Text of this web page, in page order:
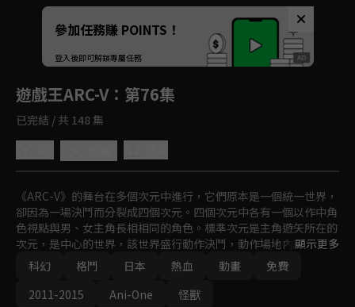
Unmute
如有不便請見諒
參加任務賺 POINTS！
登入後即可解鎖專屬任務
遊戲王ARC-V：第76集
已完結 / 共 148 集
《ARC-V》的舞台在多個次元中進行，它們原本是一個統一世界，
卻因為一場決鬥而分裂成四個次元。四個次元中各有一個以作中角
色視點與男、女主角長相相同的角色。標準次元是主角遊矢所在的
次元，是中心的世界，該世界盛行動作決鬥，動作場地內隨機散佈
名為「動作卡片」的魔法卡或陷阱卡，若決鬥者找到動作卡片，即
可拾起並在適當時機發動。隨著故事進展，鏡頭依序拉到不同的次
元中，有前作部份角色登場。
顯示更多
科幻
格鬥 日本 熱血 動畫
免費
2011-2015
Ani-One 怪獸